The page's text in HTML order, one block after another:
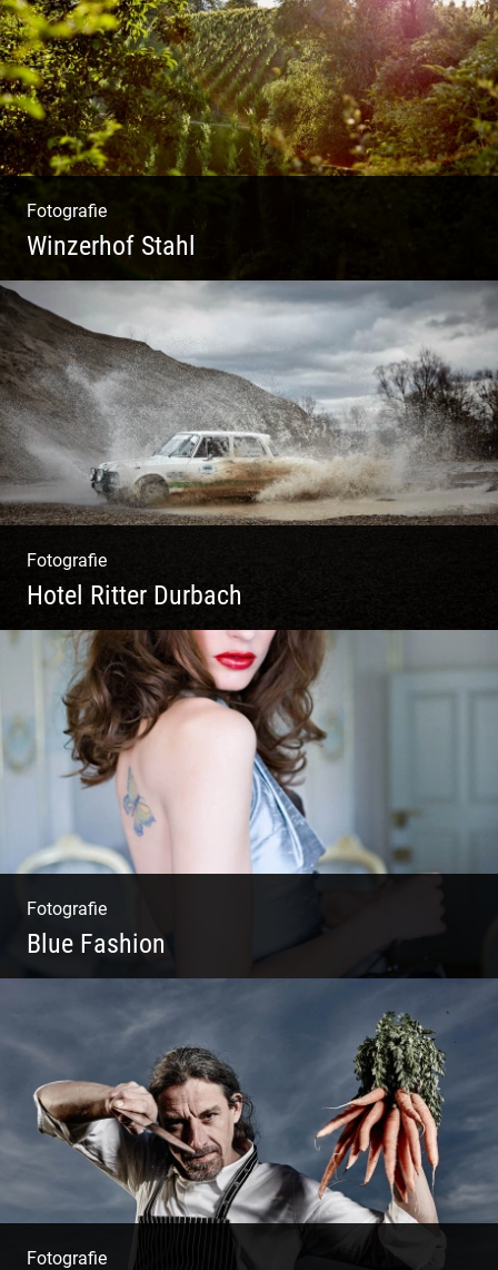
Fotografie
Winzerhof Stahl
Ganz neu durfte es werden. Alles. Fotos.
Web. Shop.
Fotografie
Hotel Ritter Durbach
Matsch|Oldtimer|Männer|Spass
Fotografie
Blue Fashion
Blue Fashion
Fotografie